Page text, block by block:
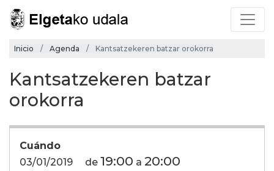
Inicio Agenda Kantsatzekeren batzar orokorra
Kantsatzekeren batzar
orokorra
Cuándo
03/01/2019
de 19:00 a 20:00